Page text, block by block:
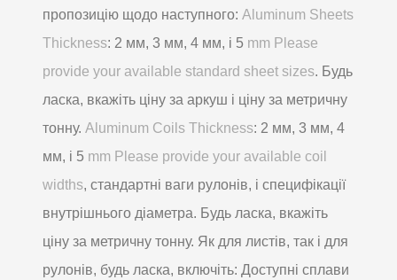
пропозицію щодо наступного: Aluminum Sheets
Thickness: 2 мм, 3 мм, 4 мм, і 5 mm Please
provide your available standard sheet sizes. Будь
ласка, вкажіть ціну за аркуш і ціну за метричну
тонну. Aluminum Coils Thickness: 2 мм, 3 мм, 4
мм, і 5 mm Please provide your available coil
widths, стандартні ваги рулонів, і специфікації
внутрішнього діаметра. Будь ласка, вкажіть
ціну за метричну тонну. Як для листів, так і для
рулонів, будь ласка, включіть: Доступні сплави